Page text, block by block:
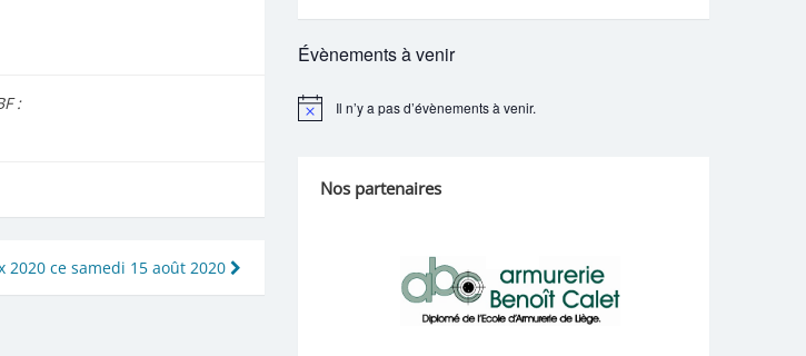
:
ce samedi 15 août 2020
Évènements à venir
Notice Il n’y a pas d’évènements à venir.
Nos partenaires